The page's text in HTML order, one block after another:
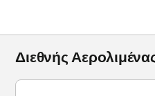
Διεθνής